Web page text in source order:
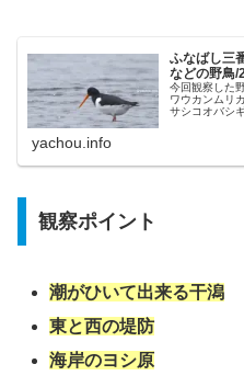
ふなばし三
などの野鳥/
今回観察した
ワウカンムリ
サシコオバシ
yachou.info
観察ポイント
潮がひいて出来る干潟
東と西の堤防
海岸のヨシ原